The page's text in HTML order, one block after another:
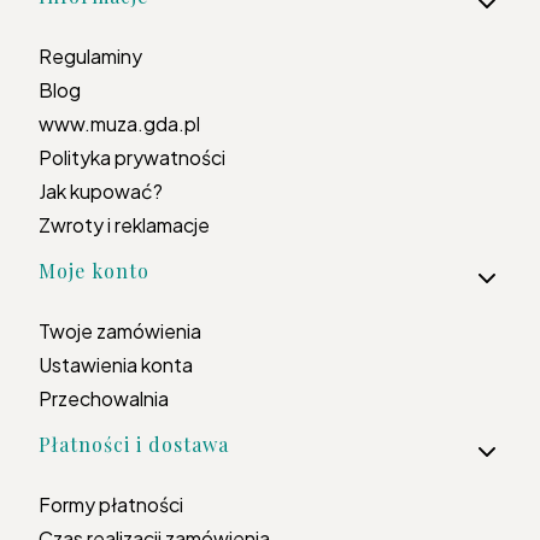
Regulaminy
Blog
www.muza.gda.pl
Polityka prywatności
Jak kupować?
Zwroty i reklamacje
Moje konto
Twoje zamówienia
Ustawienia konta
Przechowalnia
Płatności i dostawa
Formy płatności